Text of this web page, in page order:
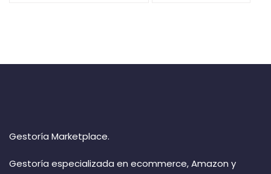
Gestoría Marketplace.
Gestoría especializada en ecommerce, Amazon y